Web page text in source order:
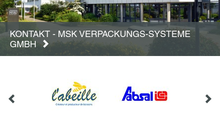
KONTAKT - MSK VERPACKUNGS-SYSTEME
GMBH